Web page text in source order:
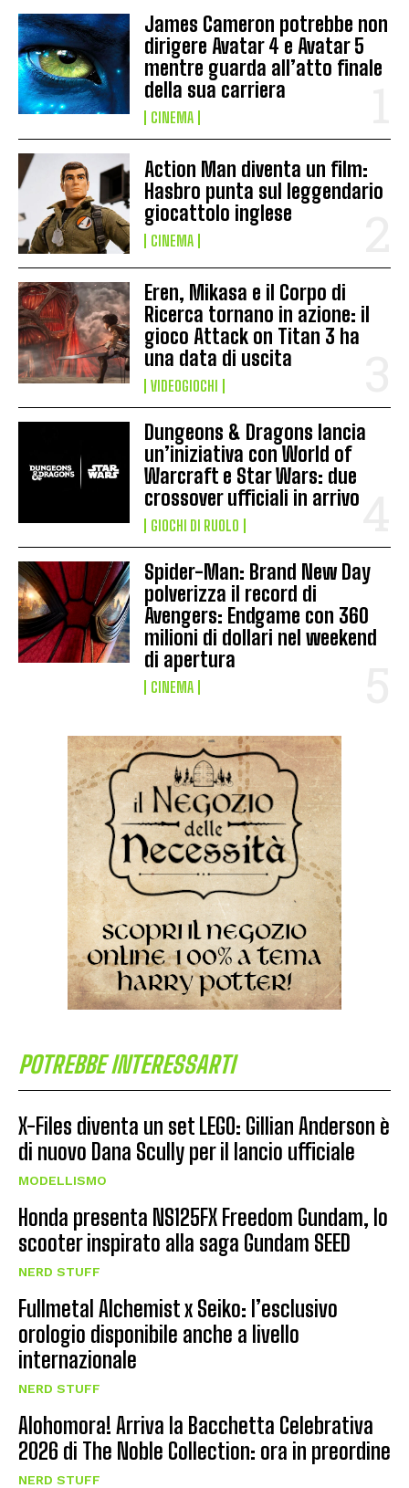
James Cameron potrebbe non
dirigere Avatar 4 e Avatar 5
mentre guarda all’atto finale
della sua carriera
CINEMA
Action Man diventa un film:
Hasbro punta sul leggendario
giocattolo inglese
CINEMA
Eren, Mikasa e il Corpo di
Ricerca tornano in azione: il
gioco Attack on Titan 3 ha
una data di uscita
VIDEOGIOCHI
Dungeons & Dragons lancia
un’iniziativa con World of
Warcraft e Star Wars: due
crossover ufficiali in arrivo
GIOCHI DI RUOLO
Spider-Man: Brand New Day
polverizza il record di
Avengers: Endgame con 360
milioni di dollari nel weekend
di apertura
CINEMA
POTREBBE INTERESSARTI
X-Files diventa un set LEGO: Gillian Anderson è
di nuovo Dana Scully per il lancio ufficiale
MODELLISMO
Honda presenta NS125FX Freedom Gundam, lo
scooter inspirato alla saga Gundam SEED
NERD STUFF
Fullmetal Alchemist x Seiko: l’esclusivo
orologio disponibile anche a livello
internazionale
NERD STUFF
Alohomora! Arriva la Bacchetta Celebrativa
2026 di The Noble Collection: ora in preordine
NERD STUFF